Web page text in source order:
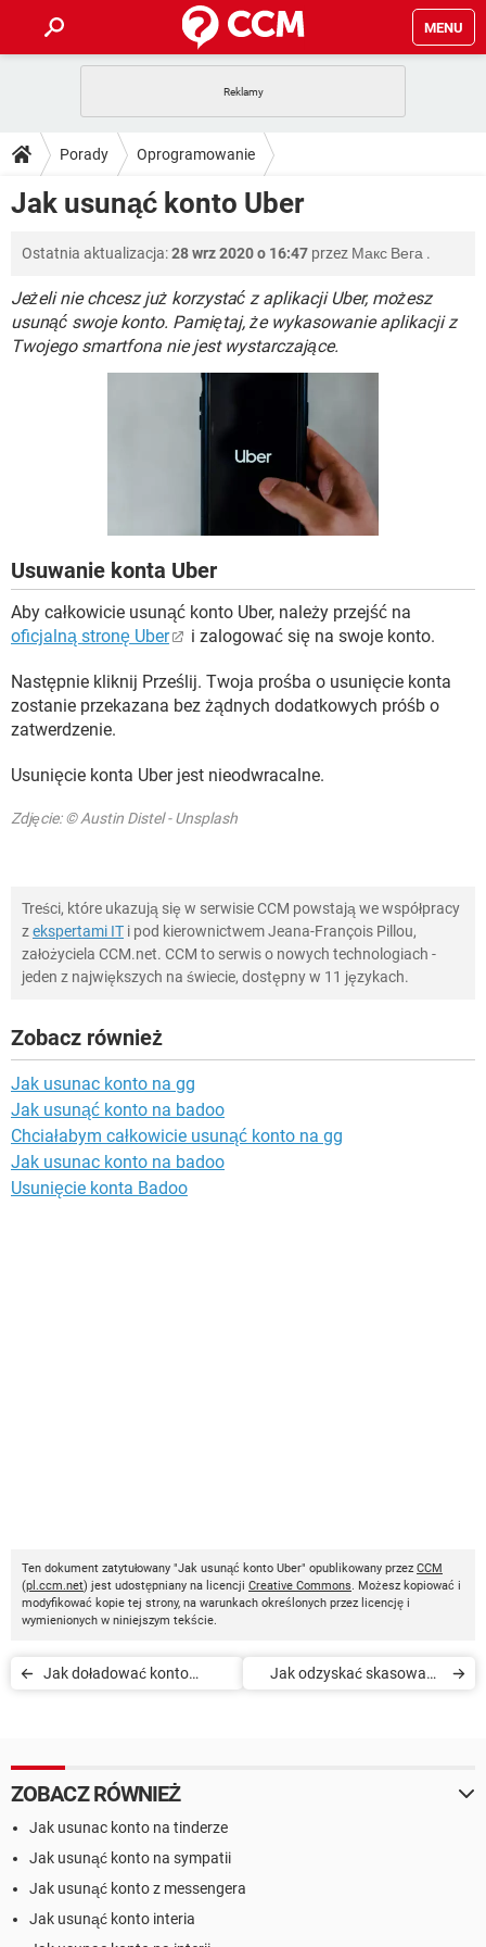
MENU
GRY WHATSAPP
SPOTIFY NETFLIX
PORADY
PlayStation TIKTOK
GRY WHATSAPP
SPOTIFY NETFLIX
INSTAGRAM FACEBOOK
WINDOWS 10
DO POBRANIA
IOS NETFLIX
INSTAGRAM FACEBOOK
FORUM
COVID-19 TIKTOK
GRY WHATSAPP
FACEBOOK
ARTYKUŁY
COVID-19 TIKTOK
FACEBOOK
Porady Oprogramowanie
Jak usunąć konto Uber
Ostatnia aktualizacja:28 wrz 2020 o 16:47 przez Макс Вега .
Jeżeli nie chcesz już korzystać z aplikacji Uber, możesz
usunąć swoje konto. Pamiętaj, że wykasowanie aplikacji z
Twojego smartfona nie jest wystarczające.
Usuwanie konta Uber
Aby całkowicie usunąć konto Uber, należy przejść na
oficjalną stronę Uber
i zalogować się na swoje konto.
Następnie kliknij Prześlij. Twoja prośba o usunięcie konta
zostanie przekazana bez żądnych dodatkowych próśb o
zatwerdzenie.
Usunięcie konta Uber jest nieodwracalne.
Zdjęcie: © Austin Distel - Unsplash
Treści, które ukazują się w serwisie CCM powstają we współpracy
zekspertami IT i pod kierownictwem Jeana-François Pillou,
założyciela CCM.net. CCM to serwis o nowych technologiach -
jeden z największych na świecie, dostępny w 11 językach.
Zobacz również
Jak usunac konto na gg
Jak usunąć konto na badoo
Chciałabym całkowicie usunąć konto na gg
Jak usunac konto na badoo
Usunięcie konta Badoo
Ten dokument zatytułowany "Jak usunąć konto Uber" opublikowany przez CCM
(pl.ccm.net) jest udostępniany na licencji Creative Commons. Możesz kopiować i
modyfikować kopie tej strony, na warunkach określonych przez licencję i
wymienionych w niniejszym tekście.
Jak doładować konto
Jak odzyskać skasowane
ZOBACZ RÓWNIEŻ
Jak usunac konto na tinderze
Jak usunąć konto na sympatii
Jak usunąć konto z messengera
Jak usunąć konto interia